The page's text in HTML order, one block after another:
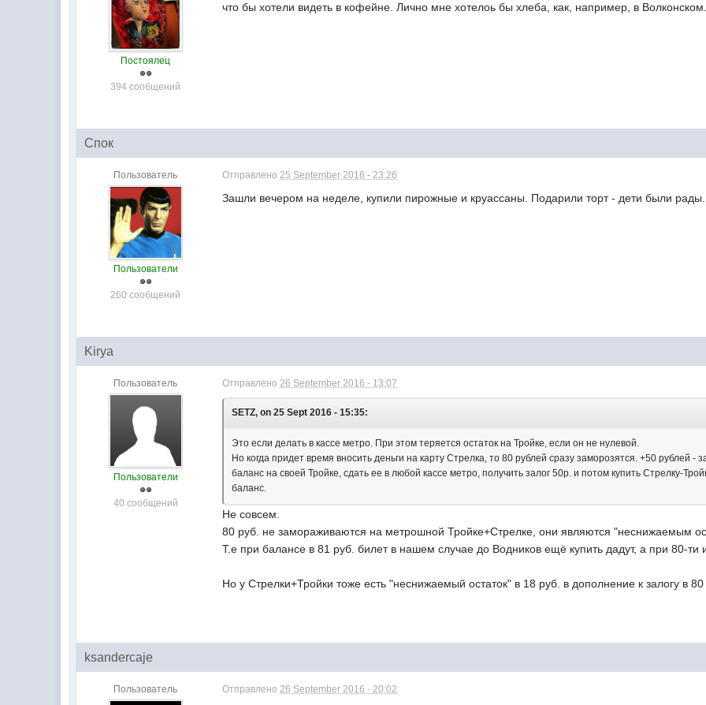
Постоялец
394 сообщений
что бы хотели видеть в кофейне. Лично мне хотелоь бы хлеба, как, например, в Волконском.
Спок
Пользователь
Пользователи
260 сообщений
Отправлено25 September 2016 - 23:26
Зашли вечером на неделе, купили пирожные и круассаны. Подарили торт - дети были
Kirya
Пользователь
Пользователи
40 сообщений
Отправлено26 September 2016 - 13:07
SETZ, on 25 Sept 2016 - 15:35:
Это если делать в кассе метро. При этом теряется остаток на Тройке, если он не нулевой.
Но когда придет время вносить деньги на карту Стрелка, то 80 рублей сразу заморозятся. +50 рублей -
баланс на своей Тройке, сдать ее в любой кассе метро, получить залог 50р. и потом купить Стрелку-
баланс.
Не совсем.
80 руб. не замораживаются на метрошной Тройке+Стрелке, они являются "неснижаемым
Т.е при балансе в 81 руб. билет в нашем случае до Водников ещё купить дадут, а при 80-ти
Но у Стрелки+Тройки тоже есть "неснижаемый остаток" в 18 руб. в дополнение к залогу в 80
ksandercaje
Пользователь Отправлено26 September 2016 - 20:02